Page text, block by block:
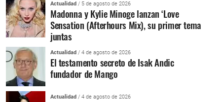
Actualidad / 5 de agosto de 2026
Madonna y Kylie Minoge lanzan ‘Love
Sensation (Afterhours Mix), su primer tema
juntas
Actualidad / 4 de agosto de 2026
El testamento secreto de Isak Andic
fundador de Mango
Actualidad / 4 de agosto de 2026